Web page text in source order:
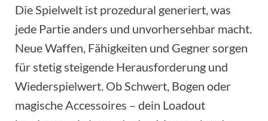
Die Spielwelt ist prozedural generiert, was
jede Partie anders und unvorhersehbar macht.
Neue Waffen, Fähigkeiten und Gegner sorgen
für stetig steigende Herausforderung und
Wiederspielwert. Ob Schwert, Bogen oder
magische Accessoires – dein Loadout